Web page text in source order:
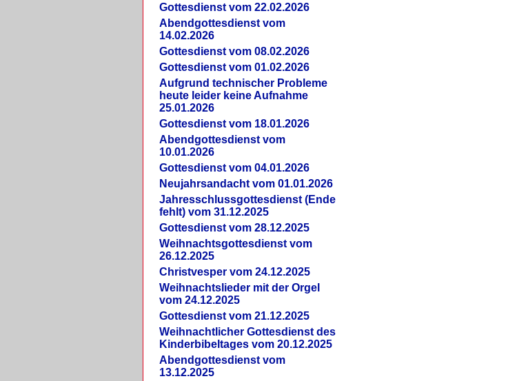
Gottesdienst vom 22.02.2026
Abendgottesdienst vom
14.02.2026
Gottesdienst vom 08.02.2026
Gottesdienst vom 01.02.2026
Aufgrund technischer Probleme
heute leider keine Aufnahme
25.01.2026
Gottesdienst vom 18.01.2026
Abendgottesdienst vom
10.01.2026
Gottesdienst vom 04.01.2026
Neujahrsandacht vom 01.01.2026
Jahresschlussgottesdienst (Ende
fehlt) vom 31.12.2025
Gottesdienst vom 28.12.2025
Weihnachtsgottesdienst vom
26.12.2025
Christvesper vom 24.12.2025
Weihnachtslieder mit der Orgel
vom 24.12.2025
Gottesdienst vom 21.12.2025
Weihnachtlicher Gottesdienst des
Kinderbibeltages vom 20.12.2025
Abendgottesdienst vom
13.12.2025